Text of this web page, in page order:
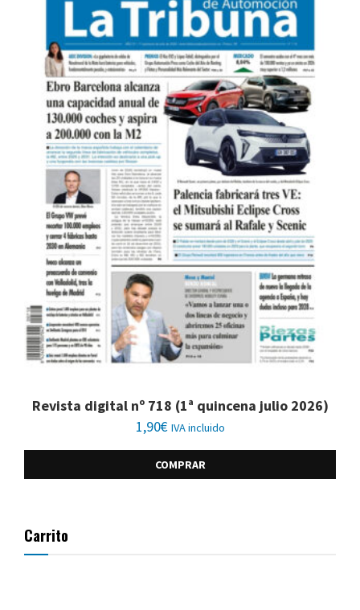
Revista digital nº 718 (1ª quincena julio 2026)
1,90€ IVA incluido
COMPRAR
Carrito